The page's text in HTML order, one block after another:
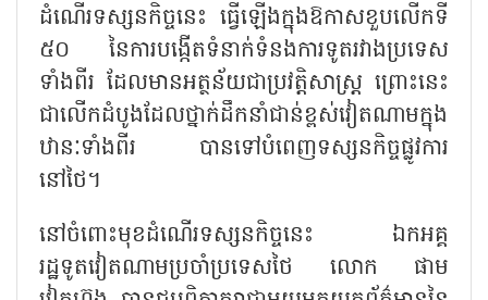
ដំណើរទស្សនកិច្ចនេះ ធ្វើឡើងក្នុងឱកាសខួបលើកទី
៥០ នៃការបង្កើតទំនាក់ទំនងការទូតរវាងប្រទេស
ទាំងពីរ ដែលមានអត្ថន័យជាប្រវត្តិសាស្ត្រ ព្រោះនេះ
ជាលើកដំបូងដែលថ្នាក់ដឹកនាំជាន់ខ្ពស់វៀតណាមក្នុង
ឋានៈទាំងពីរ បានទៅបំពេញទស្សនកិច្ចផ្លូវការ
នៅថៃ។
នៅចំពោះមុខដំណើរទស្សនកិច្ចនេះ ឯកអគ្គ
រដ្ឋទូតវៀតណាមប្រចាំប្រទេសថៃ លោក ផាម